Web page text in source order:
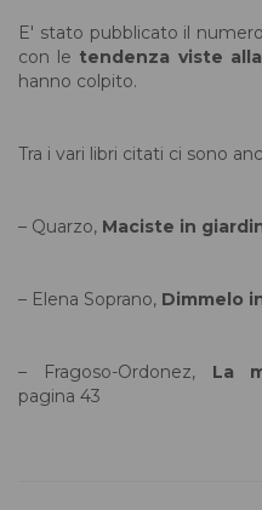
E' stato pubblicato il
con le tendenza viste
hanno colpito.
Tra i vari libri citati ci sono
– Quarzo, Maciste in
– Elena Soprano, Dimmelo
– Fragoso-Ordonez, La
pagina 43